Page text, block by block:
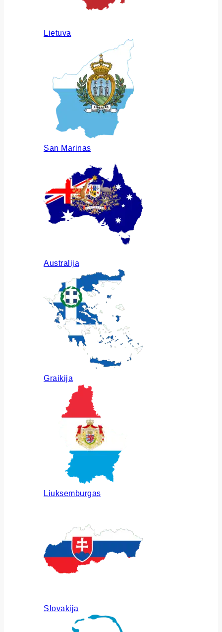
Lietuva
San Marinas
Australija
Graikija
Liuksemburgas
Slovakija